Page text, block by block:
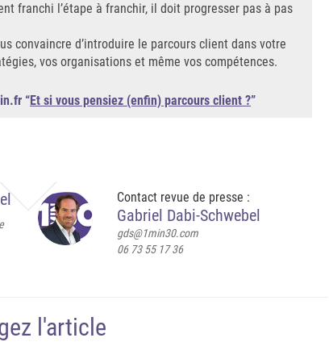
franchi l’étape à franchir, il doit progresser pas à pas
convaincre d’introduire le parcours client dans votre
vos organisations et même vos compétences.
“Et si vous pensiez (enfin) parcours client ?”
Contact revue de presse :
Gabriel Dabi-Schwebel
gds@1min30.com
06 73 55 17 36
l'article